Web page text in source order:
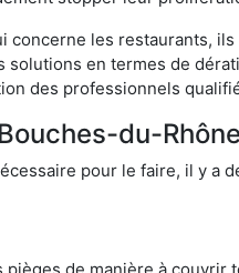
les restaurants,
solutions en termes de
des professionnels
du-Rhône
pour le faire, il y a